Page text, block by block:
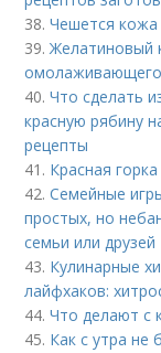
38.Чешется кожа
39.Желатиновый
40.Что сделать
красную рябину
рецепты
41. Красная
42.Семейные
простых, но
семьи или друзей
43. Кулинарные
лайфхаков:
44.Что делают с
45. Как с утра не